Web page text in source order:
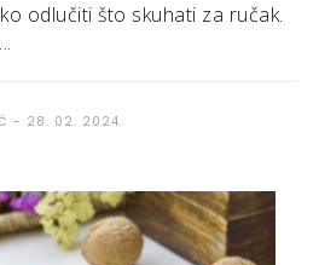
odlučiti što skuhati za ručak.
28. 02. 2024.